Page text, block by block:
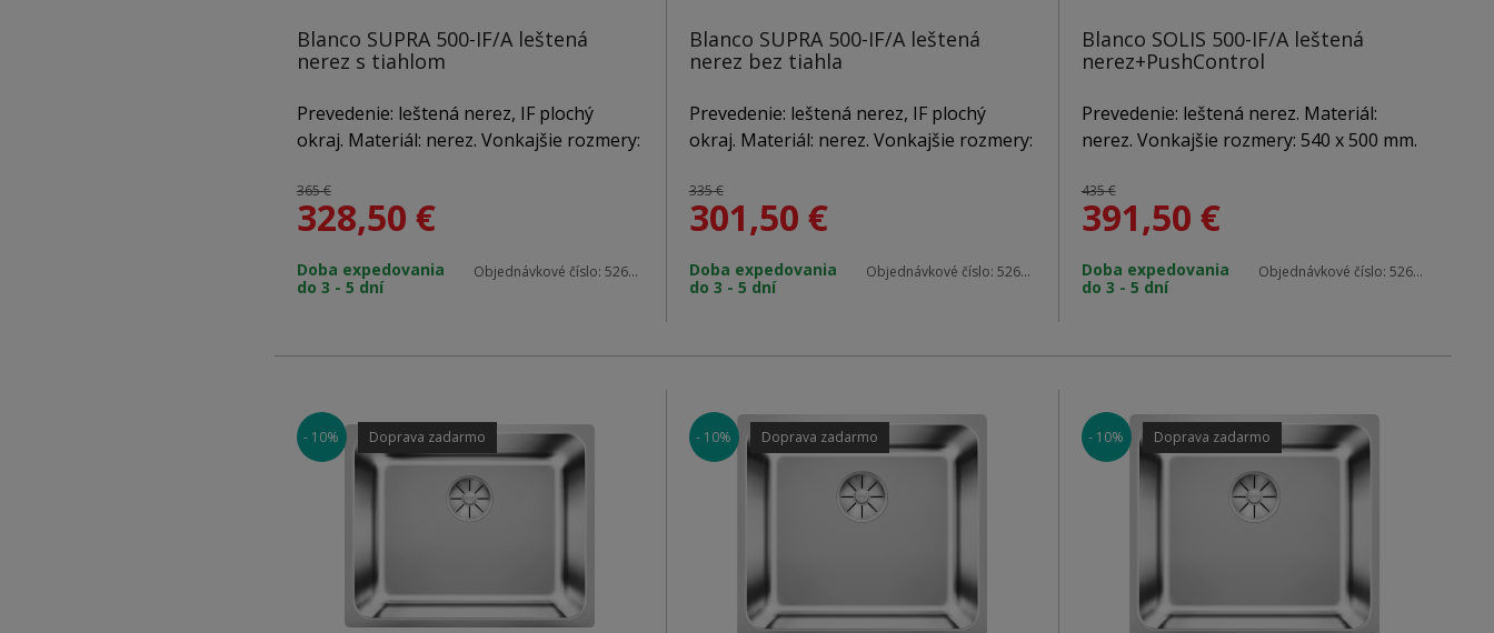
Blanco SUPRA 500-IF/A leštená
nerez s tiahlom
Prevedenie: leštená nerez, IF plochý
okraj. Materiál: nerez. Vonkajšie rozmery:
mm. Hĺbka vaničky: 175 cm. V balení sa
nachádza: odtoková armatúra, 3 1/2 "
zápachový uzáver s odbočkou pre
umývačku riadu.
365 €
328,50 €
Doba expedovania
do 3 - 5 dní
Objednávkové číslo: 526355
Blanco SUPRA 500-IF/A leštená
nerez bez tiahla
Prevedenie: leštená nerez, IF plochý
okraj. Materiál: nerez. Vonkajšie rozmery:
mm. Hĺbka vaničky: 175 cm. V balení sa
nachádza: odtoková armatúra, 3 1/2 "
zápachový uzáver s odbočkou pre
umývačku riadu.
335 €
301,50 €
Doba expedovania
do 3 - 5 dní
Objednávkové číslo: 526354
Blanco SOLIS 500-IF/A leštená
nerez+PushControl
Prevedenie: leštená nerez. Materiál:
nerez. Vonkajšie rozmery: 540 x 500 mm.
vaničky: 185 mm. V balení sa nachádza:
odtoková armatúra s prepadom, 3 1/2 "
zápachový uzáver s odbočkou pre
umývačku riadu, ovládanie výpuste
435 €
391,50 €
Doba expedovania
do 3 - 5 dní
Objednávkové číslo: 526124
- 10% Doprava zadarmo - 10% Doprava zadarmo - 10% Doprava zadarmo